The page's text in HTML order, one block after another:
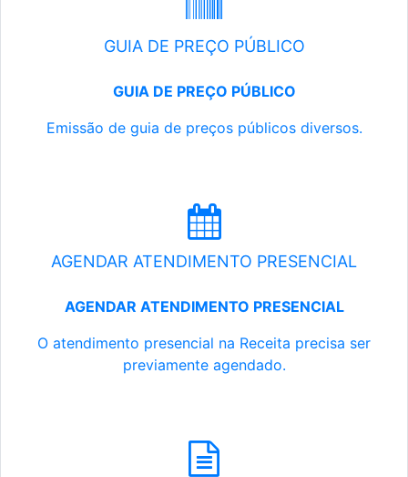
GUIA DE PREÇO PÚBLICO
GUIA DE PREÇO PÚBLICO
Emissão de guia de preços públicos diversos.
AGENDAR ATENDIMENTO PRESENCIAL
AGENDAR ATENDIMENTO PRESENCIAL
O atendimento presencial na Receita precisa ser
previamente agendado.